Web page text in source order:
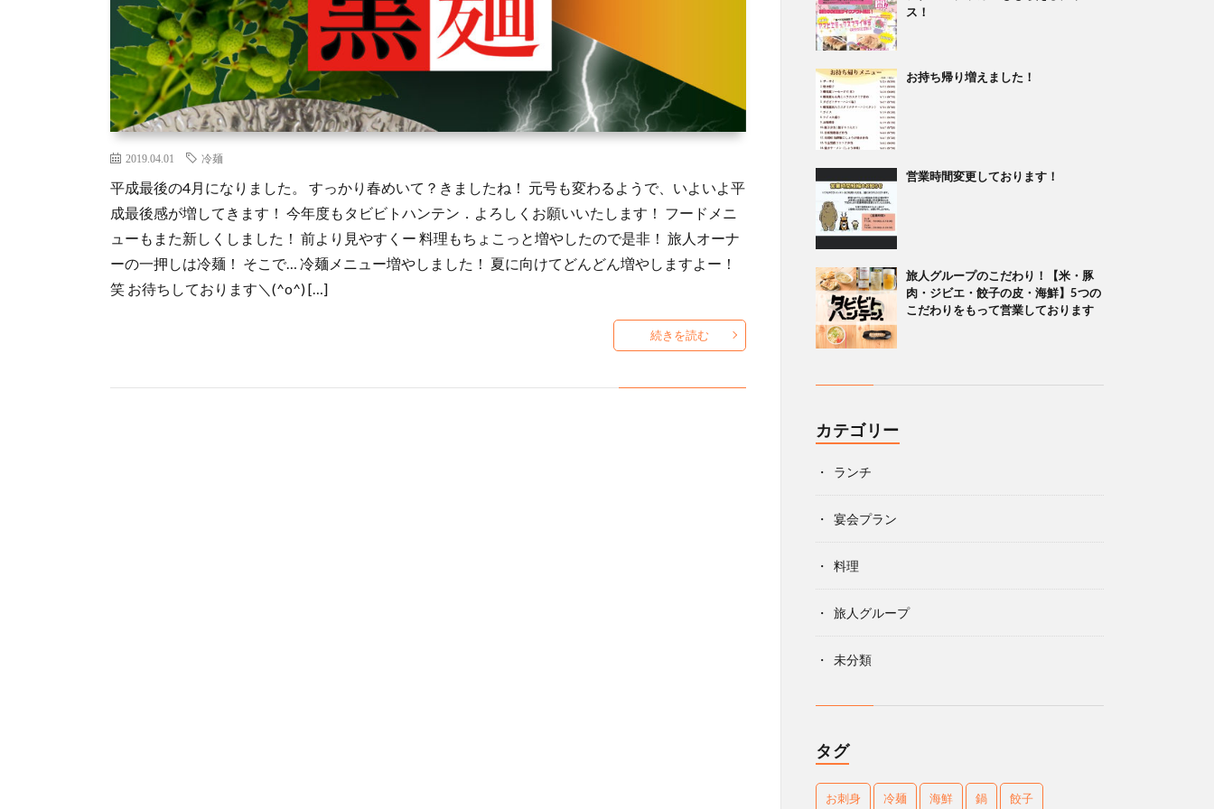
2019.04.01 冷麺
平成最後の4月になりました。 すっかり春めいて？きましたね！ 元号も変わるようで、いよいよ平
成最後感が増してきます！ 今年度もタビビトハンテン．よろしくお願いいたします！ フードメニ
ューもまた新しくしました！ 前より見やすくー 料理もちょこっと増やしたので是非！ 旅人オーナ
ーの一押しは冷麺！ そこで… 冷麺メニュー増やしました！ 夏に向けてどんどん増やしますよー！
笑 お待ちしております＼(^o^) […]
続きを読む
ス！
お持ち帰り増えました！
営業時間変更しております！
旅人グループのこだわり！【米・豚
肉・ジビエ・餃子の皮・海鮮】5つの
こだわりをもって営業しております
カテゴリー
ランチ
宴会プラン
料理
旅人グループ
未分類
タグ
お刺身 冷麺 海鮮 鍋 餃子